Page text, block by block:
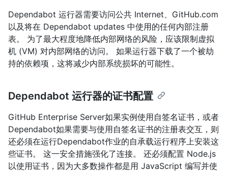
Dependabot 运行器需要访问公共 Internet、GitHub.com
以及将在 Dependabot updates 中使用的任何内部注册
表。 为了最大程度地降低内部网络的风险，应该限制虚拟
机 (VM) 对内部网络的访问。 如果运行器下载了一个被劫
持的依赖项，这将减少内部系统损坏的可能性。
Dependabot 运行器的证书配置
GitHub Enterprise Server如果实例使用自签名证书，或者
Dependabot如果需要与使用自签名证书的注册表交互，则
还必须在运行Dependabot作业的自承载运行程序上安装这
些证书。 这一安全措施强化了连接。 还必须配置 Node.js
以使用证书，因为大多数操作都是用 JavaScript 编写并使